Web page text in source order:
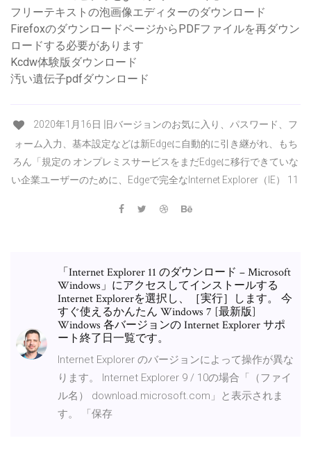
フリーテキストの泡画像エディターのダウンロード
FirefoxのダウンロードページからPDFファイルを再ダウン
ロードする必要があります
Kcdw体験版ダウンロード
汚い遺伝子pdfダウンロード
2020年1月16日 旧バージョンのお気に入り、パスワード、フ
ォーム入力、基本設定などは新Edgeに自動的に引き継がれ、もち
ろん「規定の オンプレミスサービスをまだEdgeに移行できていな
い企業ユーザーのために、Edgeで完全なInternet Explorer（IE） 11
「Internet Explorer 11 のダウンロード – Microsoft
Windows」にアクセスしてインストールする
Internet Explorerを選択し、［実行］します。 今
すぐ使えるかんたん Windows 7 [最新版]
Windows 各バージョンの Internet Explorer サポ
ート終了日一覧です。
Internet Explorer のバージョンによって操作が異な
ります。 Internet Explorer 9 / 10の場合「（ファイ
ル名） download.microsoft.com」と表示されま
す。 「保存